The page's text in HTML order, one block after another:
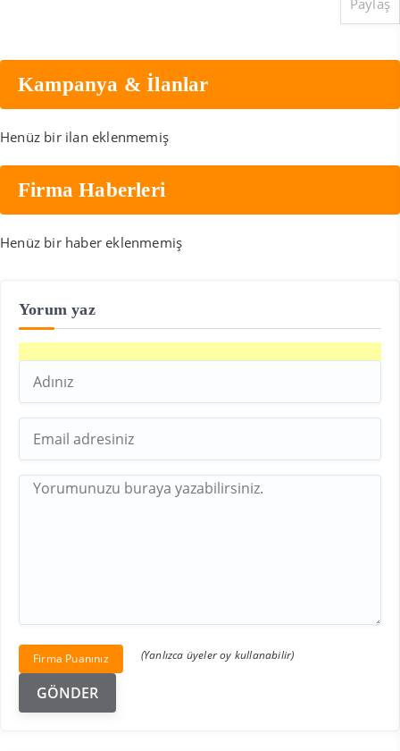
Kampanya & İlanlar
Henüz bir ilan eklenmemiş
Firma Haberleri
Henüz bir haber eklenmemiş
Yorum yaz
Firma Puanınız (Yanlızca üyeler oy kullanabilir)